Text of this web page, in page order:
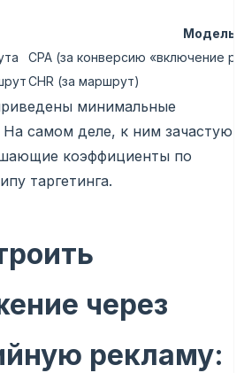
Модель
CPA (за конверсию «включение
CHR (за маршрут)
минимальные
самом деле, к ним зачастую
коэффициенты по
таргетинга.
через
рекламу: